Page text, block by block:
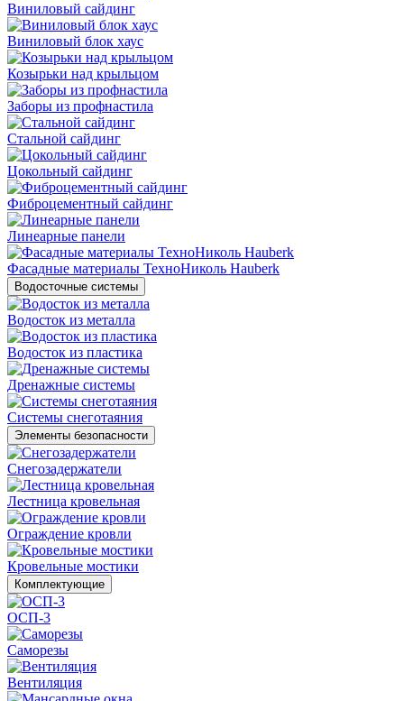
Виниловый сайдинг
Виниловый блок хаус
Козырьки над крыльцом
Заборы из профнастила
Стальной сайдинг
Цокольный сайдинг
Фиброцементный сайдинг
Линеарные панели
Фасадные материалы ТехноНиколь Hauberk
Водосточные системы
Водосток из металла
Водосток из пластика
Дренажные системы
Системы снеготаяния
Элементы безопасности
Снегозадержатели
Лестница кровельная
Ограждение кровли
Кровельные мостики
Комплектующие
ОСП-3
Саморезы
Вентиляция